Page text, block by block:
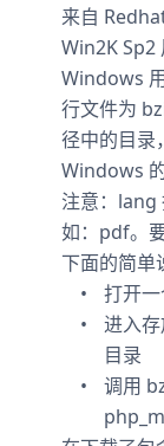
来自
Win2K Sp2
Windows
行文件为
径中的目录
Windows 的
注意：lang
如：pdf。
下面的简单
打开
进入
目录
调用